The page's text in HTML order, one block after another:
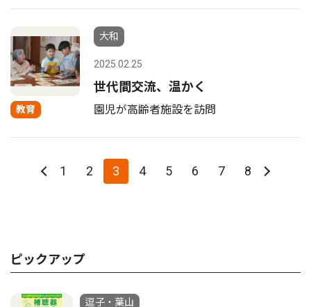
教育
大和
2025.02.25
世代間交流、温かく
園児が高齢者施設を訪問
1 2 3 4 5 6 7 8
ピックアップ
逗子・葉山